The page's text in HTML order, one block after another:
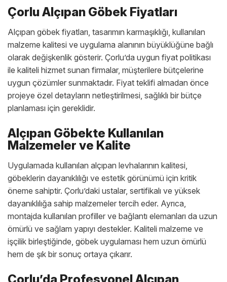
Çorlu Alçıpan Göbek Fiyatları
Alçıpan göbek fiyatları, tasarımın karmaşıklığı, kullanılan
malzeme kalitesi ve uygulama alanının büyüklüğüne bağlı
olarak değişkenlik gösterir. Çorlu’da uygun fiyat politikası
ile kaliteli hizmet sunan firmalar, müşterilere bütçelerine
uygun çözümler sunmaktadır. Fiyat teklifi almadan önce
projeye özel detayların netleştirilmesi, sağlıklı bir bütçe
planlaması için gereklidir.
Alçıpan Göbekte Kullanılan
Malzemeler ve Kalite
Uygulamada kullanılan alçıpan levhalarının kalitesi,
göbeklerin dayanıklılığı ve estetik görünümü için kritik
öneme sahiptir. Çorlu’daki ustalar, sertifikalı ve yüksek
dayanıklılığa sahip malzemeler tercih eder. Ayrıca,
montajda kullanılan profiller ve bağlantı elemanları da uzun
ömürlü ve sağlam yapıyı destekler. Kaliteli malzeme ve
işçilik birleştiğinde, göbek uygulaması hem uzun ömürlü
hem de şık bir sonuç ortaya çıkarır.